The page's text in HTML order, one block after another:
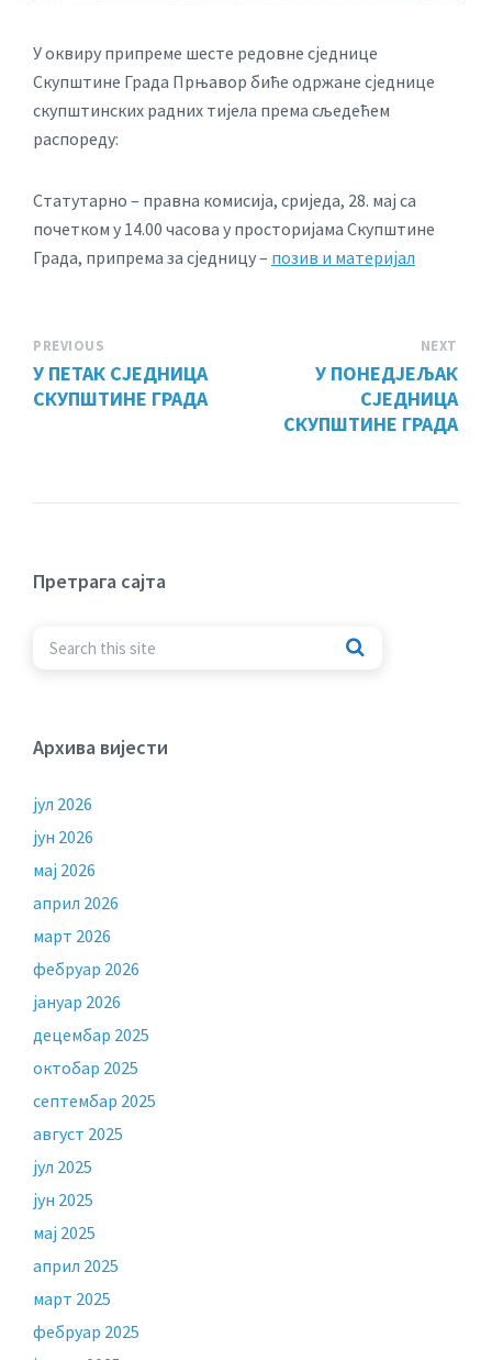
У оквиру припреме шесте редовне сједнице
Скупштине Града Прњавор биће одржане сједнице
скупштинских радних тијела према сљедећем
распореду:
Статутарно – правна комисија, сриједа, 28. мај са
почетком у 14.00 часова у просторијама Скупштине
Града, припрема за сједницу – позив и материјал
PREVIOUS
У ПЕТАК СЈЕДНИЦА
СКУПШТИНЕ ГРАДА
NEXT
У ПОНЕДЈЕЉАК
СЈЕДНИЦА
СКУПШТИНЕ ГРАДА
Претрага сајта
Архива вијести
јул 2026
јун 2026
мај 2026
април 2026
март 2026
фебруар 2026
јануар 2026
децембар 2025
октобар 2025
септембар 2025
август 2025
јул 2025
јун 2025
мај 2025
април 2025
март 2025
фебруар 2025